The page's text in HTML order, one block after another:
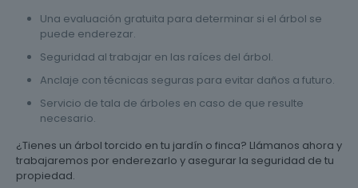
Una evaluación gratuita para determinar si el árbol se
puede enderezar.
Seguridad al trabajar en las raíces del árbol.
Anclaje con técnicas seguras para evitar daños a futuro.
Servicio de tala de árboles en caso de que resulte
necesario.
¿Tienes un árbol torcido en tu jardín o finca? Llámanos ahora y
trabajaremos por enderezarlo y asegurar la seguridad de tu
propiedad.